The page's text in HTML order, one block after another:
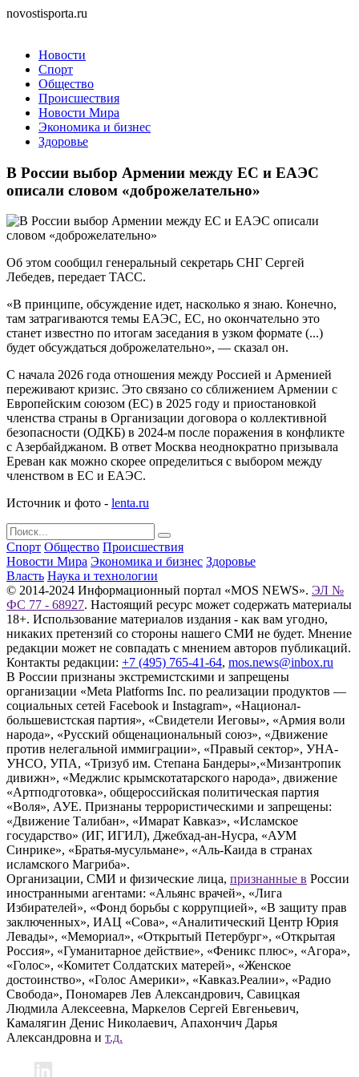
novostisporta.ru
Новости
Спорт
Общество
Происшествия
Новости Мира
Экономика и бизнес
Здоровье
В России выбор Армении между ЕС и ЕАЭС
описали словом «доброжелательно»
Об этом сообщил генеральный секретарь СНГ Сергей
Лебедев, передает ТАСС.
«В принципе, обсуждение идет, насколько я знаю. Конечно,
там затрагиваются темы ЕАЭС, ЕС, но окончательно это
станет известно по итогам заседания в узком формате (...)
будет обсуждаться доброжелательно», — сказал он.
С начала 2026 года отношения между Россией и Арменией
переживают кризис. Это связано со сближением Армении с
Европейским союзом (ЕС) в 2025 году и приостановкой
членства страны в Организации договора о коллективной
безопасности (ОДКБ) в 2024-м после поражения в конфликте
с Азербайджаном. В ответ Москва неоднократно призывала
Ереван как можно скорее определиться с выбором между
членством в ЕС и ЕАЭС.
Источник и фото - lenta.ru
Спорт Общество Происшествия
Новости Мира Экономика и бизнес Здоровье
Власть Наука и технологии
© 2014-2024 Информационный портал «MOS NEWS». ЭЛ №
ФС 77 - 68927. Настоящий ресурс может содержать материалы
18+. Использование материалов издания - как вам угодно,
никаких претензий со стороны нашего СМИ не будет. Мнение
редакции может не совпадать с мнением авторов публикаций.
Контакты редакции: +7 (495) 765-41-64, mos.news@inbox.ru
В России признаны экстремистскими и запрещены
организации «Meta Platforms Inc. по реализации продуктов —
социальных сетей Facebook и Instagram», «Национал-
большевистская партия», «Свидетели Иеговы», «Армия воли
народа», «Русский общенациональный союз», «Движение
против нелегальной иммиграции», «Правый сектор», УНА-
УНСО, УПА, «Тризуб им. Степана Бандеры»,«Мизантропик
дивижн», «Меджлис крымскотатарского народа», движение
«Артподготовка», общероссийская политическая партия
«Воля», АУЕ. Признаны террористическими и запрещены:
«Движение Талибан», «Имарат Кавказ», «Исламское
государство» (ИГ, ИГИЛ), Джебхад-ан-Нусра, «АУМ
Синрике», «Братья-мусульмане», «Аль-Каида в странах
исламского Магриба».
Организации, СМИ и физические лица, признанные в России
иностранными агентами: «Альянс врачей», «Лига
Избирателей», «Фонд борьбы с коррупцией», «В защиту прав
заключенных», ИАЦ «Сова», «Аналитический Центр Юрия
Левады», «Мемориал», «Открытый Петербург», «Открытая
Россия», «Гуманитарное действие», «Феникс плюс», «Агора»,
«Голос», «Комитет Солдатских матерей», «Женское
достоинство», «Голос Америки», «Кавказ.Реалии», «Радио
Свобода», Пономарев Лев Александрович, Савицкая
Людмила Алексеевна, Маркелов Сергей Евгеньевич,
Камалягин Денис Николаевич, Апахончич Дарья
Александровна и т.д.